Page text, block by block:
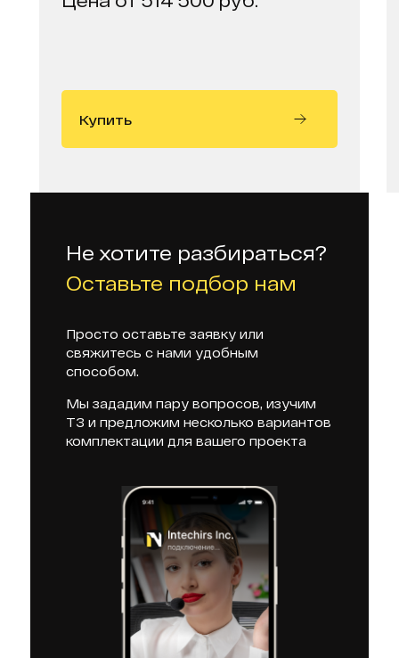
Купить
Не хотите разбираться?
Оставьте подбор нам
Просто оставьте заявку или
свяжитесь с нами удобным
способом.
Мы зададим пару вопросов, изучим
ТЗ и предложим несколько вариантов
комплектации для вашего проекта